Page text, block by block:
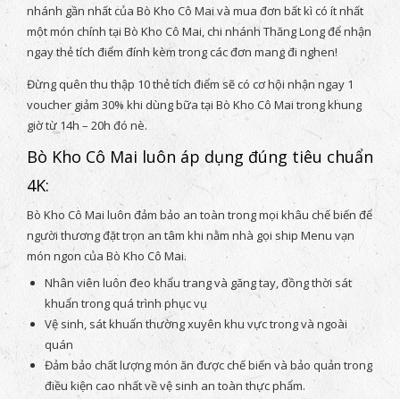
nhánh gần nhất của Bò Kho Cô Mai và mua đơn bất kì có ít nhất
một món chính tại Bò Kho Cô Mai, chi nhánh Thăng Long để nhận
ngay thẻ tích điểm đính kèm trong các đơn mang đi nghen!
Đừng quên thu thập 10 thẻ tích điểm sẽ có cơ hội nhận ngay 1
voucher giảm 30% khi dùng bữa tại Bò Kho Cô Mai trong khung
giờ từ 14h – 20h đó nè.
Bò Kho Cô Mai luôn áp dụng đúng tiêu chuẩn
4K:
Bò Kho Cô Mai luôn đảm bảo an toàn trong mọi khâu chế biến để
người thương đặt trọn an tâm khi nằm nhà gọi ship Menu vạn
món ngon của Bò Kho Cô Mai.
Nhân viên luôn đeo khẩu trang và găng tay, đồng thời sát
khuẩn trong quá trình phục vụ
Vệ sinh, sát khuẩn thường xuyên khu vực trong và ngoài
quán
Đảm bảo chất lượng món ăn được chế biến và bảo quản trong
điều kiện cao nhất về vệ sinh an toàn thực phẩm.